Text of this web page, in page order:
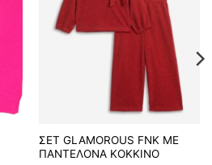
ΣΕΤ GLAMOROUS FNK ΜΕ
ΠΑΝΤΕΛΟΝΑ ΚΟΚΚΙΝΟ